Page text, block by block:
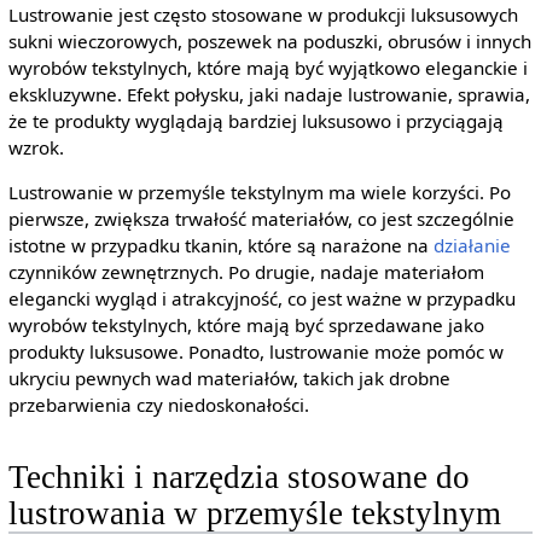
Lustrowanie jest często stosowane w produkcji luksusowych
sukni wieczorowych, poszewek na poduszki, obrusów i innych
wyrobów tekstylnych, które mają być wyjątkowo eleganckie i
ekskluzywne. Efekt połysku, jaki nadaje lustrowanie, sprawia,
że te produkty wyglądają bardziej luksusowo i przyciągają
wzrok.
Lustrowanie w przemyśle tekstylnym ma wiele korzyści. Po
pierwsze, zwiększa trwałość materiałów, co jest szczególnie
istotne w przypadku tkanin, które są narażone na działanie
czynników zewnętrznych. Po drugie, nadaje materiałom
elegancki wygląd i atrakcyjność, co jest ważne w przypadku
wyrobów tekstylnych, które mają być sprzedawane jako
produkty luksusowe. Ponadto, lustrowanie może pomóc w
ukryciu pewnych wad materiałów, takich jak drobne
przebarwienia czy niedoskonałości.
Techniki i narzędzia stosowane do
lustrowania w przemyśle tekstylnym